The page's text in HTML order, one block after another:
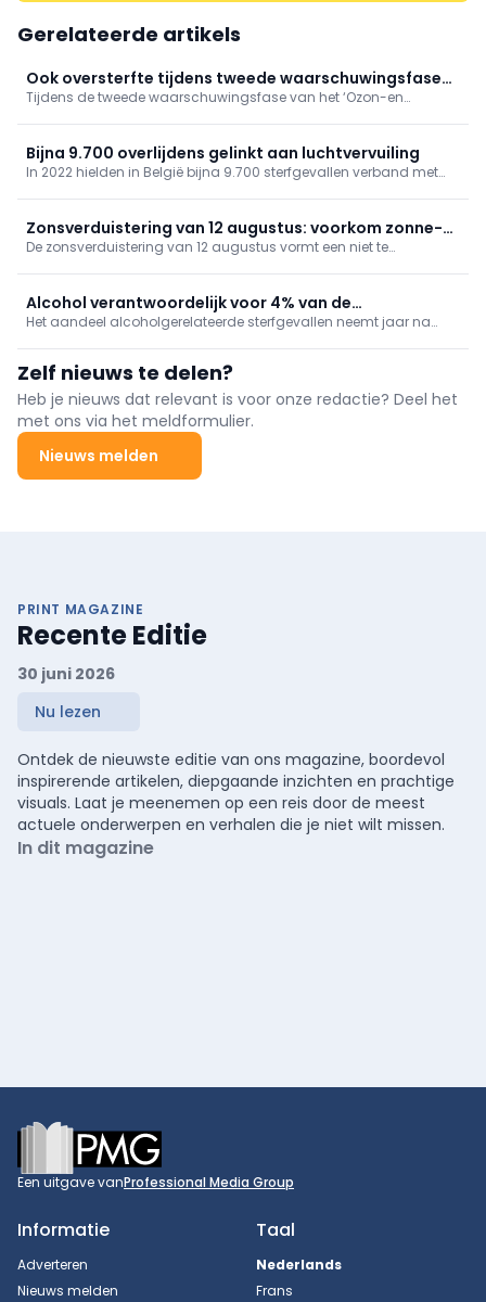
Gerelateerde artikels
Ook oversterfte tijdens tweede waarschuwingsfase
'Ozon- en hitteplan'
Tijdens de tweede waarschuwingsfase van het ‘Ozon-en
hoewel beperkter dan tijdens de hittegolf eind juni.
Bijna 9.700 overlijdens gelinkt aan luchtvervuiling
In 2022 hielden in België bijna 9.700 sterfgevallen verband met
overlijden in kaart.
Zonsverduistering van 12 augustus: voorkom zonne-
retinopathie
De zonsverduistering van 12 augustus vormt een niet te
of „eclipsretinopathie”, te veroorzaken.
Alcohol verantwoordelijk voor 4% van de
sterfgevallen in België
Het aandeel alcoholgerelateerde sterfgevallen neemt jaar na
Zelf nieuws te delen?
Heb je nieuws dat relevant is voor onze redactie? Deel het
met ons via het meldformulier.
Nieuws melden
PRINT MAGAZINE
Recente Editie
30 juni 2026
Nu lezen
Ontdek de nieuwste editie van ons magazine, boordevol
inspirerende artikelen, diepgaande inzichten en prachtige
visuals. Laat je meenemen op een reis door de meest
actuele onderwerpen en verhalen die je niet wilt missen.
In dit magazine
Footer
Een uitgave vanProfessional Media Group
Informatie
Adverteren
Nieuws melden
Taal
Nederlands
Frans